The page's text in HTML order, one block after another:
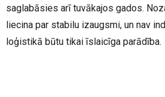
saglabāsies arī tuvākajos gados.
liecina par stabilu izaugsmi, un nav
loģistikā būtu tikai īslaicīga parādība.